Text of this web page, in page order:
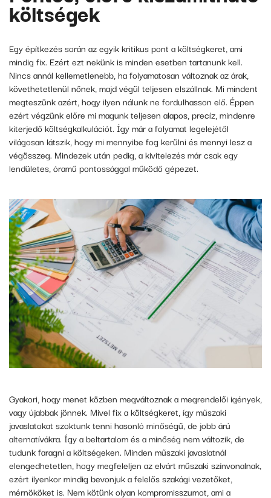
költségek
Egy építkezés során az egyik kritikus pont a költségkeret, ami
mindig fix. Ezért ezt nekünk is minden esetben tartanunk kell.
Nincs annál kellemetlenebb, ha folyamatosan változnak az árak,
követhetetlenül nőnek, majd végül teljesen elszállnak. Mi mindent
megteszünk azért, hogy ilyen nálunk ne fordulhasson elő. Éppen
ezért végzünk előre mi magunk teljesen alapos, precíz, mindenre
kiterjedő költségkalkulációt. Így már a folyamat legelejétől
világosan látszik, hogy mi mennyibe fog kerülni és mennyi lesz a
végösszeg. Mindezek után pedig, a kivitelezés már csak egy
lendületes, óramű pontossággal működő gépezet.
Gyakori, hogy menet közben megváltoznak a megrendelői igények,
vagy újabbak jönnek. Mivel fix a költségkeret, így műszaki
javaslatokat szoktunk tenni hasonló minőségű, de jobb árú
alternatívákra. Így a beltartalom és a minőség nem változik, de
tudunk faragni a költségeken. Minden műszaki javaslatnál
elengedhetetlen, hogy megfeleljen az elvárt műszaki színvonalnak,
ezért ilyenkor mindig bevonjuk a felelős szakági vezetőket,
mérnököket is. Nem kötünk olyan kompromisszumot, ami a